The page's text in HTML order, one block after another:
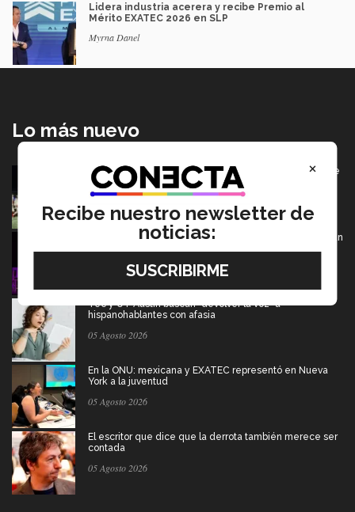
Lidera industria acerera y recibe Premio al
Mérito EXATEC 2026 en SLP
Myrna Danel
Lo más nuevo
Borregos CCM van por el campeonato en Liga Mayor de
americano
De PrepaTec Qro al mundo: el escenario donde nació un
06 Agosto 2026
Tec y UT Austin buscan "devolver la voz" a
hispanohablantes con afasia
05 Agosto 2026
En la ONU: mexicana y EXATEC representó en Nueva
York a la juventud
05 Agosto 2026
El escritor que dice que la derrota también merece ser
contada
05 Agosto 2026
×
Recibe nuestro newsletter de
noticias: